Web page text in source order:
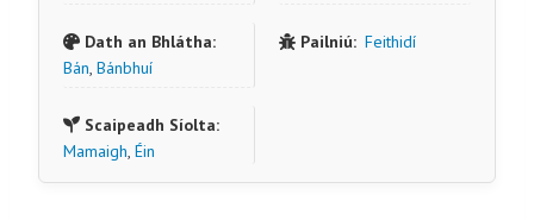
Dath an Bhlátha:
Bán, Bánbhuí
Pailniú: Feithidí
Scaipeadh Síolta:
Mamaigh, Éin